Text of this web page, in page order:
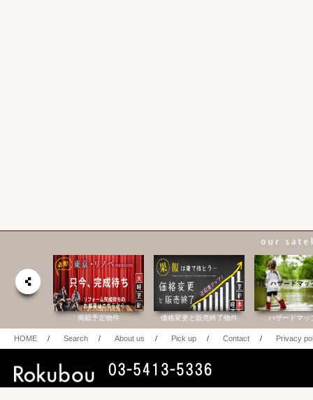
掲載予定物件 価格変更と販売終了物件 ハザードマッ
HOME / Search / About us / Pick up / Contact / Privacy